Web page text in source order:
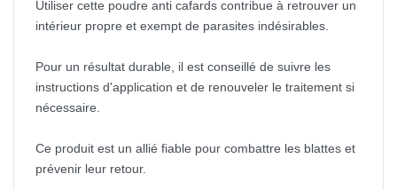
Utiliser cette poudre anti cafards contribue à retrouver un
intérieur propre et exempt de parasites indésirables.
Pour un résultat durable, il est conseillé de suivre les
instructions d'application et de renouveler le traitement si
nécessaire.
Ce produit est un allié fiable pour combattre les blattes et
prévenir leur retour.